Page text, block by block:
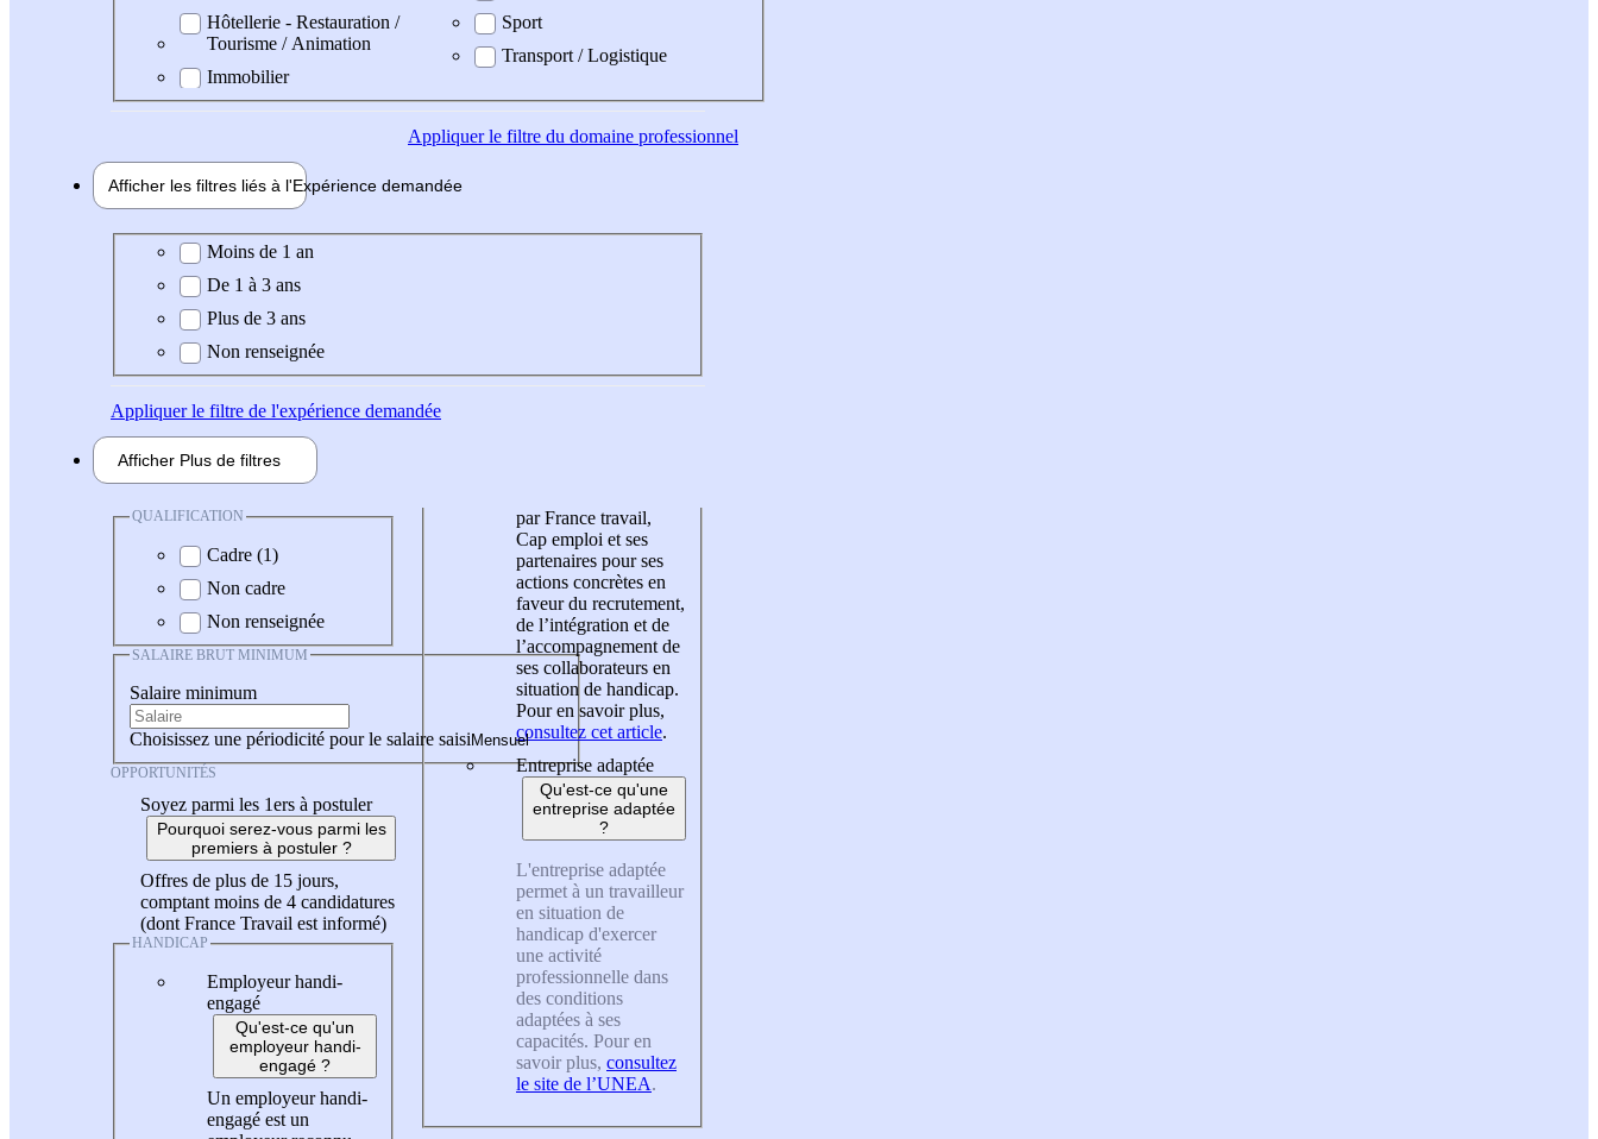
Hôtellerie - Restauration /
Tourisme / Animation
Immobilier
Sport
Transport / Logistique
Appliquerle filtre du domaine professionnel
Afficher les filtres liés à l'Expérience demandée
Expérience demandée
Moins de 1 an
De 1 à 3 ans
Plus de 3 ans
Non renseignée
Appliquerle filtre de l'expérience demandée
Afficher Plus de filtres
QUALIFICATION
Cadre (1)
Non cadre
Non renseignée
SALAIRE BRUT MINIMUM
Salaire minimum
Choisissez une périodicité pour le salaire saisi
OPPORTUNITÉS
Soyez parmi les 1ers à postuler
Pourquoi serez-vous parmi les
premiers à postuler ?
Offres de plus de 15 jours,
comptant moins de 4 candidatures
(dont France Travail est informé)
HANDICAP
Employeur handi-
engagé
Qu'est-ce qu'un
employeur handi-
engagé ?
Un employeur handi-
engagé est un
par France travail,
Cap emploi et ses
partenaires pour ses
actions concrètes en
faveur du recrutement,
de l’intégration et de
l’accompagnement de
ses collaborateurs en
situation de handicap.
Pour en savoir plus,
consultez cet article.
Entreprise adaptée
Qu'est-ce qu'une
entreprise adaptée
?
L'entreprise adaptée
permet à un travailleur
en situation de
handicap d'exercer
une activité
professionnelle dans
des conditions
adaptées à ses
capacités. Pour en
savoir plus, consultez
le site de l’UNEA.